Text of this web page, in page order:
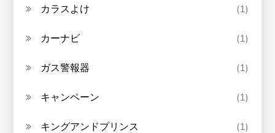
カラスよけ (1)
カーナビ (1)
ガス警報器 (1)
キャンペーン (1)
キングアンドプリンス (1)